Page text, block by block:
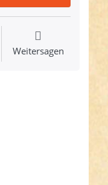
Weitersagen